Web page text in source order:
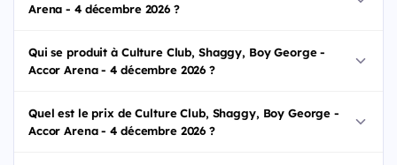
Arena - 4 décembre 2026 ?
Qui se produit à Culture Club, Shaggy, Boy George -
Accor Arena - 4 décembre 2026 ?
Quel est le prix de Culture Club, Shaggy, Boy George -
Accor Arena - 4 décembre 2026 ?